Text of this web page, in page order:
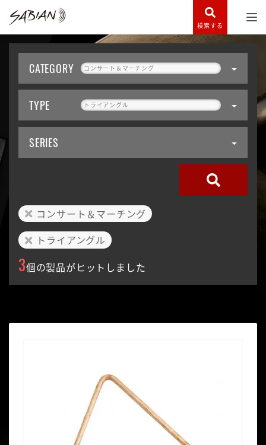
検索する
CATEGORY コンサート＆マーチング
TYPE トライアングル
SERIES
コンサート＆マーチング
トライアングル
3個の製品がヒットしました